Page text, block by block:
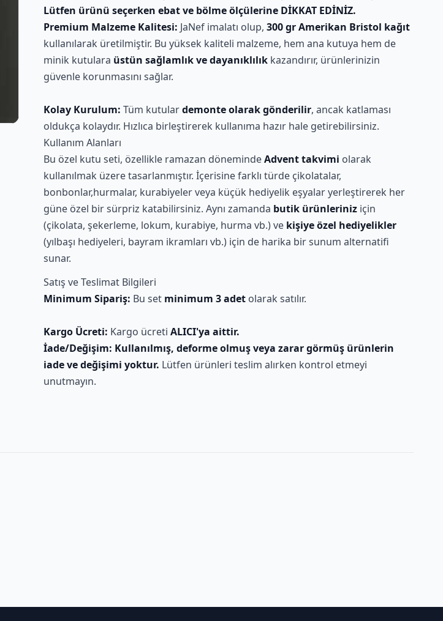
Lütfen ürünü seçerken ebat ve bölme ölçülerine DİKKAT EDİNİZ.
Premium Malzeme Kalitesi: JaNef imalatı olup, 300 gr Amerikan Bristol kağıt
kullanılarak üretilmiştir. Bu yüksek kaliteli malzeme, hem ana kutuya hem de
minik kutulara üstün sağlamlık ve dayanıklılık kazandırır, ürünlerinizin
güvenle korunmasını sağlar.
Kolay Kurulum: Tüm kutulardemonte olarak gönderilir, ancak katlaması
oldukça kolaydır. Hızlıca birleştirerek kullanıma hazır hale getirebilirsiniz.
Kullanım Alanları
Bu özel kutu seti, özellikle ramazan dönemindeAdvent takvimi olarak
kullanılmak üzere tasarlanmıştır. İçerisine farklı türde çikolatalar,
bonbonlar,hurmalar, kurabiyeler veya küçük hediyelik eşyalar yerleştirerek her
güne özel bir sürpriz katabilirsiniz. Aynı zamanda butik ürünleriniz için
(çikolata, şekerleme, lokum, kurabiye, hurma vb.) ve kişiye özel hediyelikler
(yılbaşı hediyeleri, bayram ikramları vb.) için de harika bir sunum alternatifi
sunar.
Satış ve Teslimat Bilgileri
Minimum Sipariş: Bu set minimum 3 adet olarak satılır.
Kargo Ücreti: Kargo ücreti ALICI'ya aittir.
İade/Değişim: Kullanılmış, deforme olmuş veya zarar görmüş ürünlerin
iade ve değişimi yoktur. Lütfen ürünleri teslim alırken kontrol etmeyi
unutmayın.